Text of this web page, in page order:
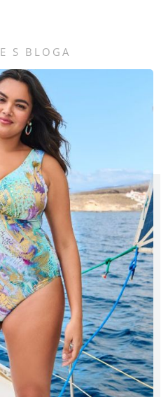
S BLOGA